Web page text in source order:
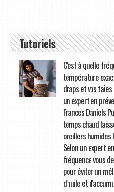
Tutoriels
C'est à quelle
température
draps et vos
un expert en
Frances Daniels
temps chaud
oreillers humides
Selon un expert
fréquence vous
pour éviter un
d'huile et